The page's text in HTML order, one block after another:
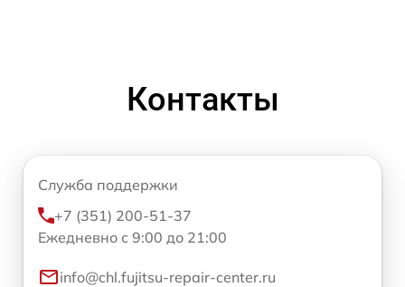
Контакты
Служба поддержки
+7 (351) 200-51-37
Ежедневно с 9:00 до 21:00
info@chl.fujitsu-repair-center.ru